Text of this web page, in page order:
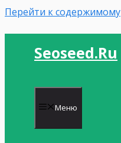
Перейти к содержимому
Seoseed.ru
Меню